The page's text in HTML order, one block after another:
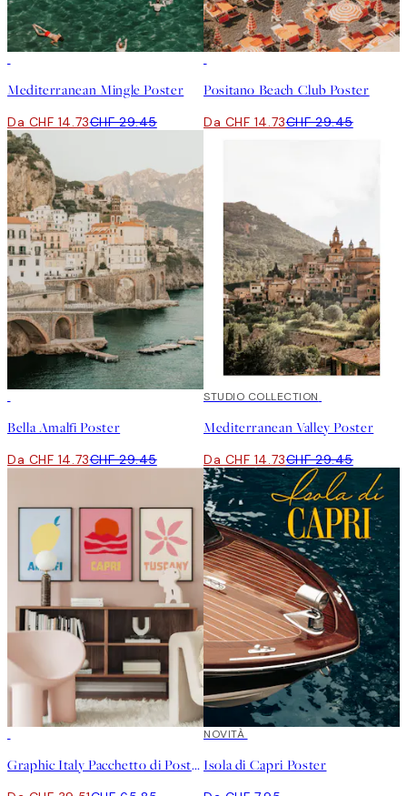
Mediterranean Mingle Poster
Da CHF 14.73CHF 29.45
Positano Beach Club Poster
Da CHF 14.73CHF 29.45
Bella Amalfi Poster
Da CHF 14.73CHF 29.45
50%*
STUDIO COLLECTION
Mediterranean Valley Poster
Da CHF 14.73CHF 29.45
Graphic Italy Pacchetto di Poster
NOVITÀ
Isola di Capri Poster